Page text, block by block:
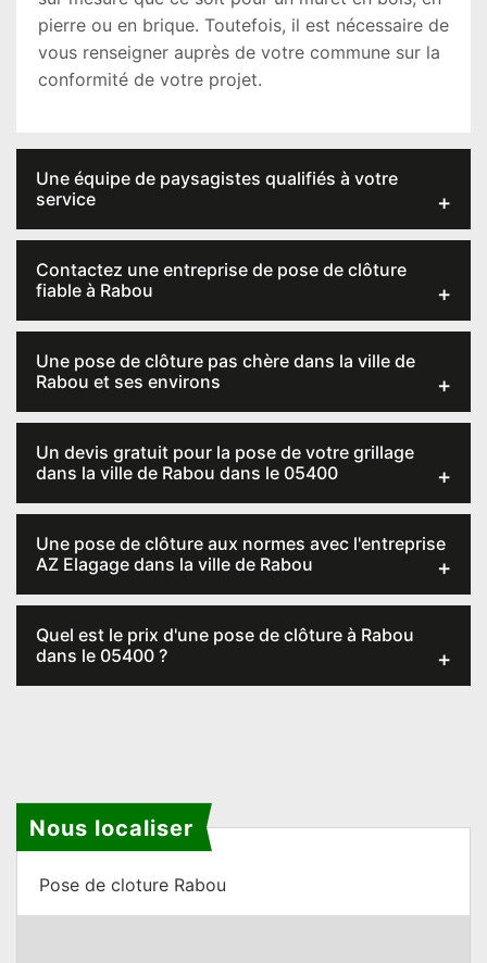
pierre ou en brique. Toutefois, il est nécessaire de
vous renseigner auprès de votre commune sur la
conformité de votre projet.
Une équipe de paysagistes qualifiés à votre
service
Contactez une entreprise de pose de clôture
fiable à Rabou
Une pose de clôture pas chère dans la ville de
Rabou et ses environs
Un devis gratuit pour la pose de votre grillage
dans la ville de Rabou dans le 05400
Une pose de clôture aux normes avec l'entreprise
AZ Elagage dans la ville de Rabou
Quel est le prix d'une pose de clôture à Rabou
dans le 05400 ?
Nous localiser
Pose de cloture Rabou